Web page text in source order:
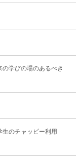
の学びの場のあるべき
生のチャッピー利用